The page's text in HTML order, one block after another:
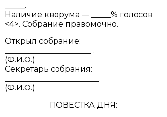
_____.
Наличие кворума — _____% голосов
<4>. Собрание правомочно.
Открыл собрание:
______________________ .
(Ф.И.О.)
Секретарь собрания:
________________________.
(Ф.И.О.)
ПОВЕСТКА ДНЯ: